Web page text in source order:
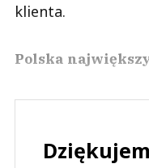
klienta.
Polska